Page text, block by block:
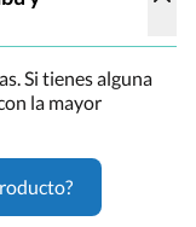
Si tienes alguna
la mayor